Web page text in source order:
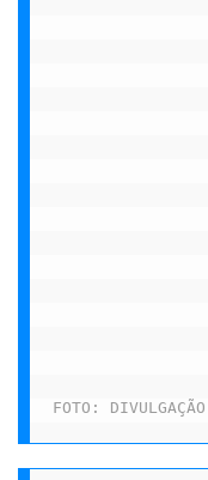
FOTO: DIVULGAÇÃO